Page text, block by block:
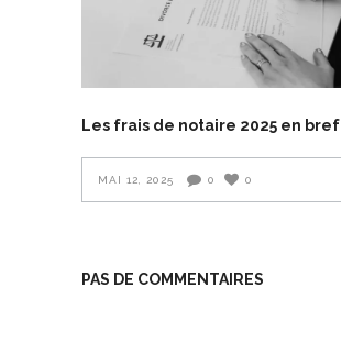
Les frais de notaire 2025 en bref
MAI 12, 2025 0 0
PAS DE COMMENTAIRES